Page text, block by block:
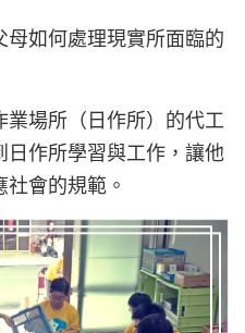
母如何處理現實所面臨的
場所（日作所）的代工
日作所學習與工作，讓他
會的規範。